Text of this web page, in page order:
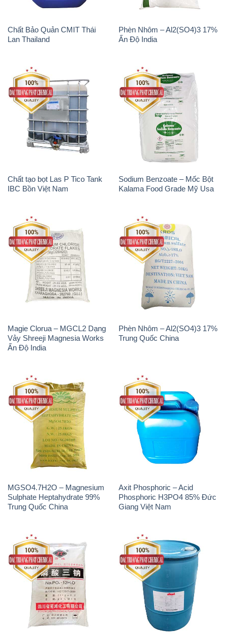
Magie Clorua – MGCL2 Dạng
Vảy Shreeji Magnesia Works
Ấn Độ India
Phèn Nhôm – Al2(SO4)3 17%
Trung Quốc China
MGSO4.7H2O – Magnesium
Sulphate Heptahydrate 99%
Trung Quốc China
Axit Phosphoric – Acid
Phosphoric H3PO4 85% Đức
Giang Việt Nam
Na3PO4 – Trisodium
Phosphate Trung Quốc China
Methionine Nước – Dạng
Lỏng Novus Alimet Mỹ USA
Natri Sunphit – NA2SO3 Thái
Lan
Polymer Cation – Accofloc C-
525H MT Aqua Polymer Nhật
Bản Japan